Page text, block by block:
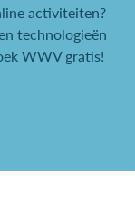
activiteiten?
technologieën
WWV gratis!